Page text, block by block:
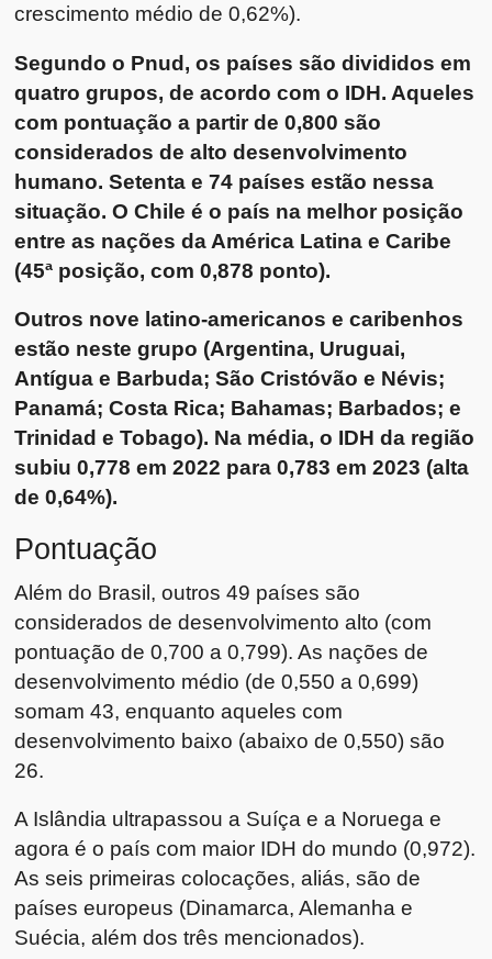
crescimento médio de 0,62%).
Segundo o Pnud, os países são divididos em
quatro grupos, de acordo com o IDH. Aqueles
com pontuação a partir de 0,800 são
considerados de alto desenvolvimento
humano. Setenta e 74 países estão nessa
situação. O Chile é o país na melhor posição
entre as nações da América Latina e Caribe
(45ª posição, com 0,878 ponto).
Outros nove latino-americanos e caribenhos
estão neste grupo (Argentina, Uruguai,
Antígua e Barbuda; São Cristóvão e Névis;
Panamá; Costa Rica; Bahamas; Barbados; e
Trinidad e Tobago). Na média, o IDH da região
subiu 0,778 em 2022 para 0,783 em 2023 (alta
de 0,64%).
Pontuação
Além do Brasil, outros 49 países são
considerados de desenvolvimento alto (com
pontuação de 0,700 a 0,799). As nações de
desenvolvimento médio (de 0,550 a 0,699)
somam 43, enquanto aqueles com
desenvolvimento baixo (abaixo de 0,550) são
26.
A Islândia ultrapassou a Suíça e a Noruega e
agora é o país com maior IDH do mundo (0,972).
As seis primeiras colocações, aliás, são de
países europeus (Dinamarca, Alemanha e
Suécia, além dos três mencionados).